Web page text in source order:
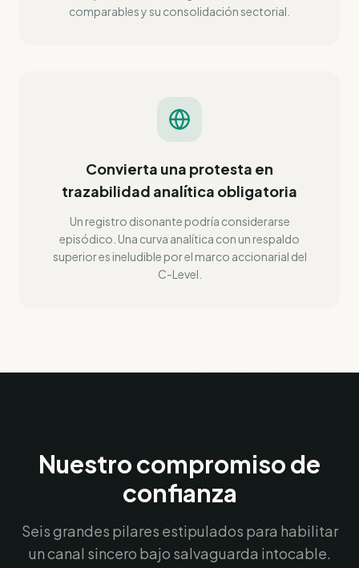
comparables y su consolidación sectorial.
Convierta una protesta en
trazabilidad analítica obligatoria
Un registro disonante podría considerarse
episódico. Una curva analítica con un respaldo
superior es ineludible por el marco accionarial del
C-Level.
Nuestro compromiso de
confianza
Seis grandes pilares estipulados para habilitar
un canal sincero bajo salvaguarda intocable.